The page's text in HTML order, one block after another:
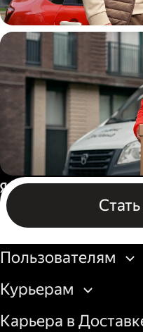
Автокурьер
Водитель
Бизнесу
Пользователям
Курьерам
Карьера в